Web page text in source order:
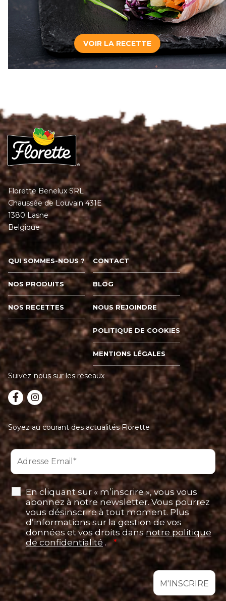
VOIR LA RECETTE
Florette Benelux SRL
Chaussée de Louvain 431E
1380 Lasne
Belgique
QUI SOMMES-NOUS ?
NOS PRODUITS
NOS RECETTES
CONTACT
BLOG
NOUS REJOINDRE
POLITIQUE DE COOKIES
MENTIONS LÉGALES
Suivez-nous sur les réseaux
Soyez au courant des actualités Florette
En cliquant sur « m’inscrire », vous vous
abonnez à notre newsletter. Vous pourrez
vous désinscrire à tout moment. Plus
d’informations sur la gestion de vos
données et vos droits dansnotre politique
de confidentialité . *